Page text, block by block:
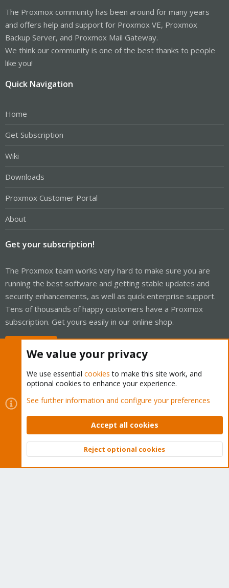
The Proxmox community has been around for many years
and offers help and support for Proxmox VE, Proxmox
Backup Server, and Proxmox Mail Gateway.
We think our community is one of the best thanks to people
like you!
Quick Navigation
Home
Get Subscription
Wiki
Downloads
Proxmox Customer Portal
About
Get your subscription!
The Proxmox team works very hard to make sure you are
running the best software and getting stable updates and
security enhancements, as well as quick enterprise support.
Tens of thousands of happy customers have a Proxmox
subscription. Get yours easily in our online shop.
Cookies
Proxmox Support Forum - Light Mode
Contact us
Terms and rules Privacy policy Help Home
Community platform by XenForo © 2010-2026 XenForo Ltd.
Top
We value your privacy
We use essential cookies to make this site work, and
optional cookies to enhance your experience.
See further information and configure your preferences
Accept all cookies
Reject optional cookies